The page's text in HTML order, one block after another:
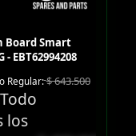
Board Smart
- EBT62994208
Regular:$643.500